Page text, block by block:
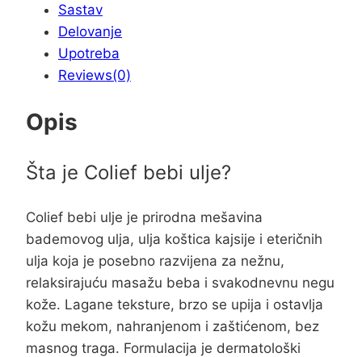
Sastav
Delovanje
Upotreba
Reviews(0)
Opis
Šta je Colief bebi ulje?
Colief bebi ulje je prirodna mešavina
bademovog ulja, ulja koštica kajsije i eteričnih
ulja koja je posebno razvijena za nežnu,
relaksirajuću masažu beba i svakodnevnu negu
kože. Lagane teksture, brzo se upija i ostavlja
kožu mekom, nahranjenom i zaštićenom, bez
masnog traga. Formulacija je dermatološki